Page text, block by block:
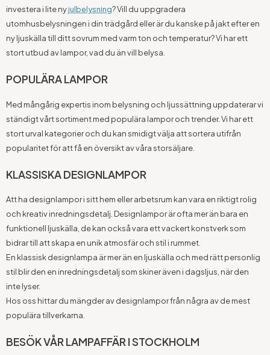
investera i lite nyjulbelysning? Vill du uppgradera
utomhusbelysningen i din trädgård eller är du kanske på jakt efter en
ny ljuskälla till ditt sovrum med varm ton och temperatur? Vi har ett
stort utbud av lampor, vad du än vill belysa.
POPULÄRA LAMPOR
Med mångårig expertis inom belysning och ljussättning uppdaterar vi
ständigt vårt sortiment med populära lampor och trender. Vi har ett
stort urval kategorier och du kan smidigt välja att sortera utifrån
popularitet för att få en översikt av våra storsäljare.
KLASSISKA DESIGNLAMPOR
Att ha designlampor i sitt hem eller arbetsrum kan vara en riktigt rolig
och kreativ inredningsdetalj. Designlampor är ofta mer än bara en
funktionell ljuskälla, de kan också vara ett vackert konstverk som
bidrar till att skapa en unik atmosfär och stil i rummet.
En klassisk designlampa är mer än en ljuskälla och med rätt personlig
stil blir den en inredningsdetalj som skiner även i dagsljus, när den
inte lyser.
Hos oss hittar du mängder av designlampor från några av de mest
populära tillverkarna.
BESÖK VÅR LAMPAFFÄR I STOCKHOLM